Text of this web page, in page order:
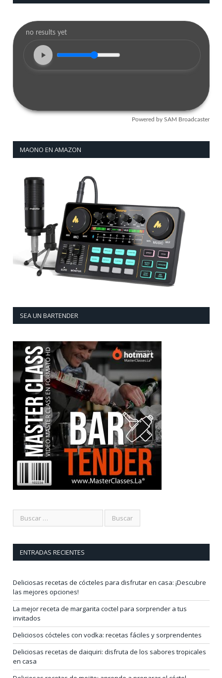
MAONO EN AMAZON
SEA UN BARTENDER
ENTRADAS RECIENTES
Deliciosas recetas de cócteles para disfrutar en casa: ¡Descubre
las mejores opciones!
La mejor receta de margarita coctel para sorprender a tus
invitados
Deliciosos cócteles con vodka: recetas fáciles y sorprendentes
Deliciosas recetas de daiquiri: disfruta de los sabores tropicales
en casa